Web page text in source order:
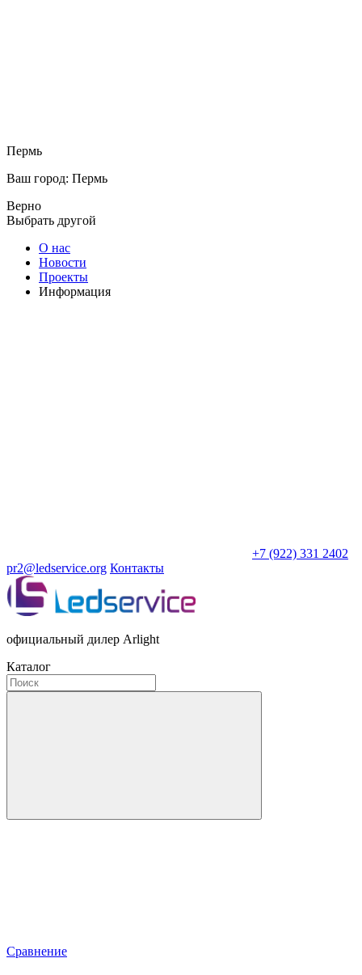
Пермь
Ваш город: Пермь
Верно
Выбрать другой
О нас
Новости
Проекты
Информация
+7 (922) 331 2402
pr2@ledservice.org Контакты
официальный дилер Arlight
Каталог
Сравнение